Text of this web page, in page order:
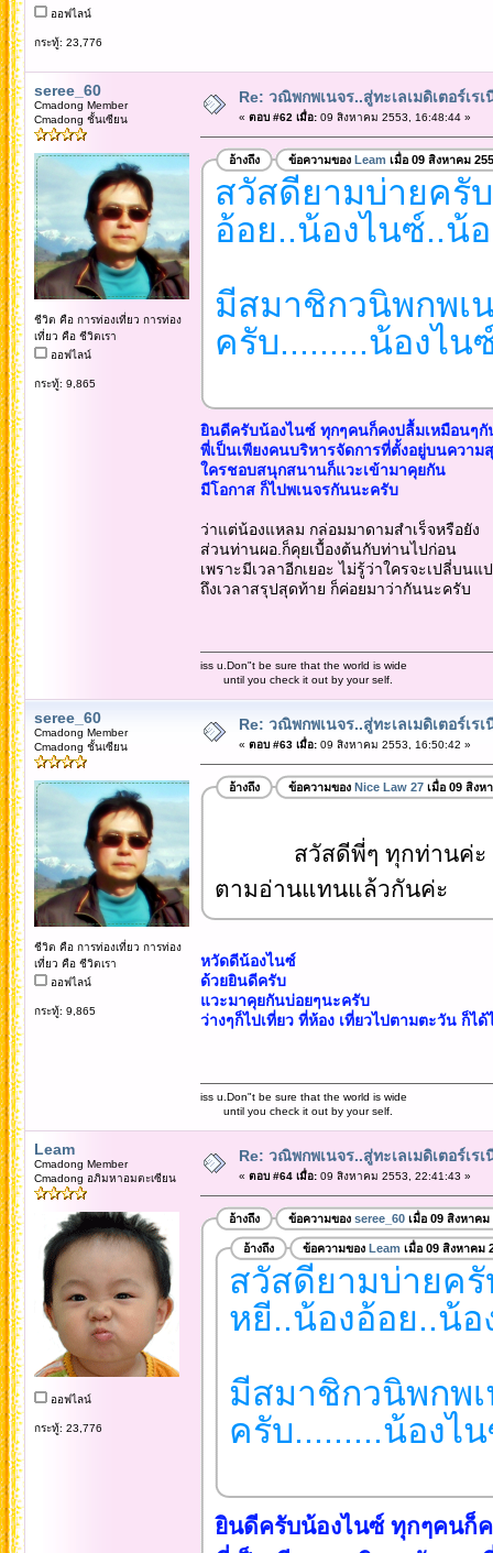
ออฟไลน์
กระทู้: 23,776
seree_60
Cmadong Member
Cmadong ชั้นเซียน
ชีวิต คือ การท่องเที่ยว การท่อง
เที่ยว คือ ชีวิตเรา
ออฟไลน์
กระทู้: 9,865
Re: วณิพกพเนจร..สู่ทะเลเมดิเตอร์เร
« ตอบ #62 เมื่อ:09 สิงหาคม 2553, 16:48:44 »
อ้างถึง ข้อความของ Leam เมื่อ 09 สิงหาคม
สวัสดียามบ่ายครั
อ้อย..น้องไนซ์..น้
มีสมาชิกวนิพกพเ
ครับ.........น้องไน
ยินดีครับน้องไนซ์ ทุกๆคนก็คงปลื้มเหมือนๆกั
พี่เป็นเพียงคนบริหารจัดการที่ตั้งอยู่บนความ
ใครชอบสนุกสนานก็แวะเข้ามาคุยกัน
มีโอกาส ก็ไปพเนจรกันนะครับ
ว่าแต่น้องแหลม กล่อมมาดามสำเร็จหรือยัง
ส่วนท่านผอ.ก็คุยเบื้องต้นกับท่านไปก่อน
เพราะมีเวลาอีกเยอะ ไม่รู้ว่าใครจะเปลี่บนแ
ถึงเวลาสรุปสุดท้าย ก็ค่อยมาว่ากันนะครับ
iss u.Don"t be sure that the world is wide
until you check it out by your self.
seree_60
Cmadong Member
Cmadong ชั้นเซียน
ชีวิต คือ การท่องเที่ยว การท่อง
เที่ยว คือ ชีวิตเรา
ออฟไลน์
กระทู้: 9,865
Re: วณิพกพเนจร..สู่ทะเลเมดิเตอร์เร
« ตอบ #63 เมื่อ:09 สิงหาคม 2553, 16:50:42 »
อ้างถึง ข้อความของ Nice Law 27เมื่อ 09 สิงห
สวัสดีพี่ๆ ทุกท่านค่ะ ไน
ตามอ่านแทนแล้วกันค่ะ
หวัดดีน้องไนซ์
ด้วยยินดีครับ
แวะมาคุยกันบ่อยๆนะครับ
ว่างๆก็ไปเที่ยว ที่ห้อง เที่ยวไปตามตะวัน ก็ไ
iss u.Don"t be sure that the world is wide
until you check it out by your self.
Leam
Cmadong Member
Cmadong อภิมหาอมตะเซียน
ออฟไลน์
กระทู้: 23,776
Re: วณิพกพเนจร..สู่ทะเลเมดิเตอร์เร
« ตอบ #64 เมื่อ:09 สิงหาคม 2553, 22:41:43 »
อ้างถึง ข้อความของ seree_60เมื่อ 09 สิงหาคม
อ้างถึง ข้อความของ Leam เมื่อ 09 สิงหาคม
สวัสดียามบ่ายค
หยี..น้องอ้อย..น้
มีสมาชิกวนิพกพ
ครับ.........น้องไ
ยินดีครับน้องไนซ์ ทุกๆคนก็ค